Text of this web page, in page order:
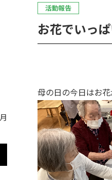
活動報告
お花でいっぱ
母の日の今日はお
月